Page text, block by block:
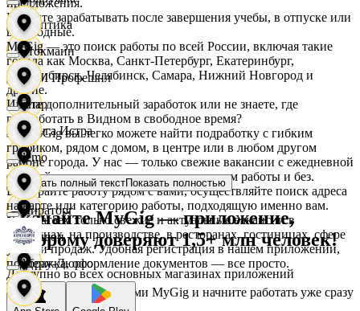
Асептика
АСМ Профешнл
Белуга Истра
Вайнер
Ваншоп
Ворксистем
Стокманн
Cпар
demo
Мираторг
Абрау-Дюрсо
Начните зарабатывать после завершения учебы, в отпуске или
в выходные.
MyGig — это поиск работы по всей России, включая такие
города как Москва, Санкт-Петербург, Екатеринбург,
Новосибирск, Челябинск, Самара, Нижний Новгород и
другие.
Ищете дополнительный заработок или не знаете, где
подработать в Видном в свободное время?
На MyGig вы легко можете найти подработку с гибким
графиком, рядом с домом, в центре или в любом другом
районе города. У нас — только свежие вакансии с ежедневной
оплатой для мужчин и женщин, с опытом работы и без.
Выбирайте работу рядом с вами, осуществляйте поиск адреса
на карте или категорию работы, подходящую именно вам.
Предлагаем только свежие и актуальные вакансии в
магазинах, на производстве, в ресторанах, гостиницах, сфере
услуг и продаж. Удобная регистрация в нашем приложении,
поддержка, оформление документов — все просто.
Воспользуйтесь услугами MyGig и начните работать уже сразу
после отклика.
Показать полный текстПоказать полностью
Скачайте MyGig — приложение,
которому доверяют 1,5+ млн человек!
Доступно во всех основных магазинах приложений